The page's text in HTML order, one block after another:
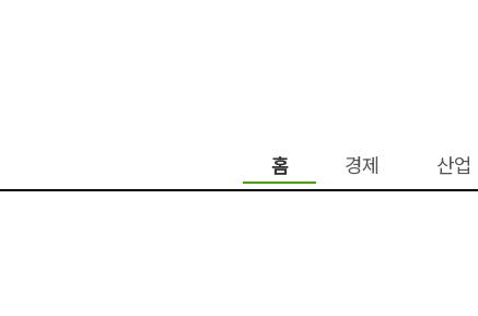
홈 경제 산업